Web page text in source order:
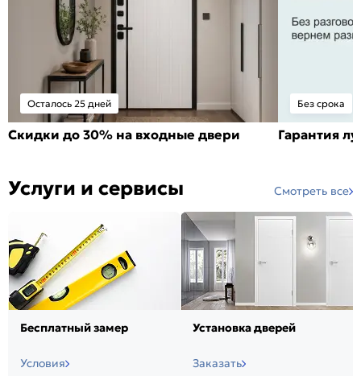
Осталось 25 дней
Скидки до 30% на входные двери
Без срока
Гарантия
Услуги и сервисы Смотреть все
Бесплатный замер
Условия
Установка дверей
Заказать